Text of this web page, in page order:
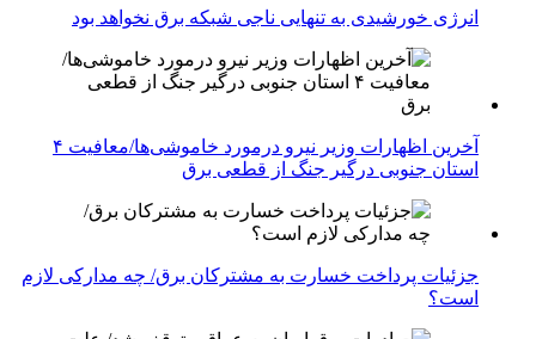
انرژی خورشیدی به تنهایی ناجی شبکه برق نخواهد بود
آخرین اظهارات وزیر نیرو درمورد خاموشی‌ها/معافیت ۴
استان جنوبی درگیر جنگ از قطعی برق
جزئیات پرداخت خسارت به مشترکان برق/ چه مدارکی لازم
است؟